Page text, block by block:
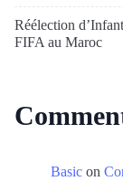
Réélection
FIFA au Maroc
Basic on